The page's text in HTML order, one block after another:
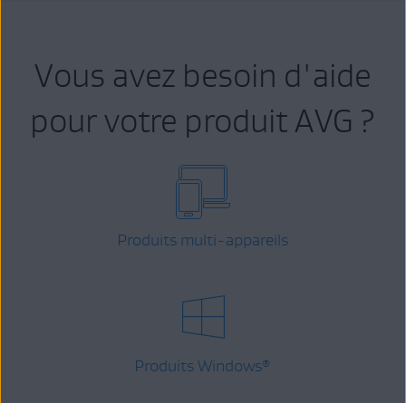
Vous avez besoin d'aide
pour votre produit AVG ?
Produits multi-appareils
Produits Windows®